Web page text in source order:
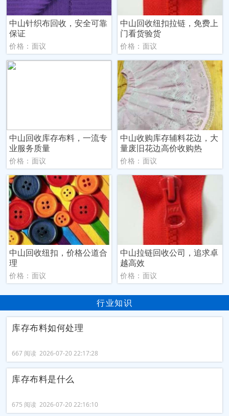
中山针织布回收，安全可靠
保证
价格：面议
中山回收纽扣拉链，免费上
门看货验货
价格：面议
中山回收库存布料，一流专
业服务质量
价格：面议
中山收购库存辅料花边，大
量废旧花边高价收购热
价格：面议
中山回收纽扣，价格公道合
理
价格：面议
中山拉链回收公司，追求卓
越高效
价格：面议
行业知识
库存布料如何处理
667 阅读 2026-07-20 22:17:28
库存布料是什么
675 阅读 2026-07-20 22:16:10